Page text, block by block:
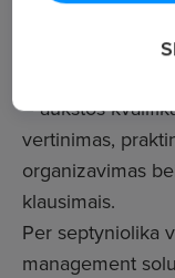
konsultacinė
– aukštos
vertinimas,
organizavimas
klausimais.
Per septyniolika
management